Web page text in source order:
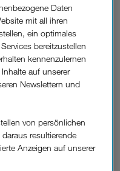
Unternehmern das
ein wenig
Grundgebühr
25 Prozent weniger.
nur 14,93 statt 19,90
Grundgebühr für
26,90 Euro/ Monat
bereits inkludierten
Business
25, 35 und 65 GB
und anderen EU
Daten
mit all ihren
ein optimales
bereitzustellen
kennenzulernen
auf unserer
Newslettern und
von persönlichen
resultierende
Anzeigen auf unserer